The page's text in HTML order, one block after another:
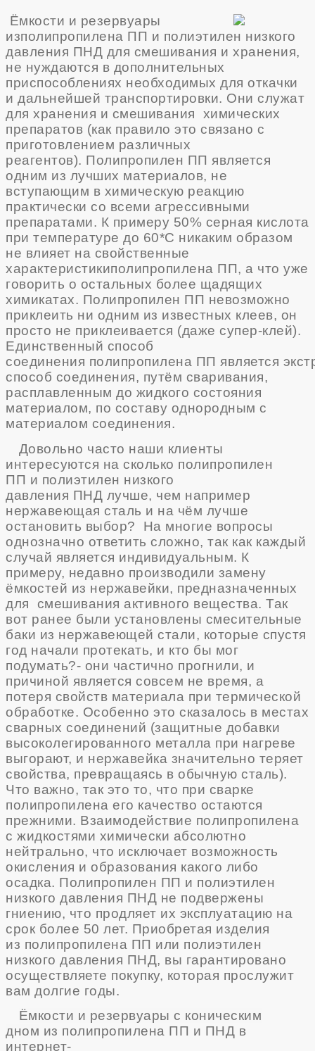
Ёмкости и резервуары
изполипропилена ПП и полиэтилен низкого
давления ПНД для смешивания и хранения,
не нуждаются в дополнительных
приспособлениях необходимых для откачки
и дальнейшей транспортировки. Они служат
для хранения и смешивания химических
препаратов (как правило это связано с
приготовлением различных
реагентов). Полипропилен ПП является
одним из лучших материалов, не
вступающим в химическую реакцию
практически со всеми агрессивными
препаратами. К примеру 50% серная кислота
при температуре до 60*С никаким образом
не влияет на свойственные
характеристикиполипропилена ПП, а что уже
говорить о остальных более щадящих
химикатах. Полипропилен ПП невозможно
приклеить ни одним из известных клеев, он
просто не приклеивается (даже супер-клей).
Единственный способ
соединения полипропилена ПП является
способ соединения, путём сваривания,
расплавленным до жидкого состояния
материалом, по составу однородным с
материалом соединения.
Довольно часто наши клиенты
интересуются на сколько полипропилен
ПП и полиэтилен низкого
давления ПНД лучше, чем например
нержавеющая сталь и на чём лучше
остановить выбор? На многие вопросы
однозначно ответить сложно, так как каждый
случай является индивидуальным. К
примеру, недавно производили замену
ёмкостей из нержавейки, предназначенных
для смешивания активного вещества. Так
вот ранее были установлены смесительные
баки из нержавеющей стали, которые спустя
год начали протекать, и кто бы мог
подумать?- они частично прогнили, и
причиной является совсем не время, а
потеря свойств материала при термической
обработке. Особенно это сказалось в местах
сварных соединений (защитные добавки
высоколегированного металла при нагреве
выгорают, и нержавейка значительно теряет
свойства, превращаясь в обычную сталь).
Что важно, так это то, что при сварке
полипропилена его качество остаются
прежними. Взаимодействие полипропилена
с жидкостями химически абсолютно
нейтрально, что исключает возможность
окисления и образования какого либо
осадка. Полипропилен ПП и полиэтилен
низкого давления ПНД не подвержены
гниению, что продляет их эксплуатацию на
срок более 50 лет. Приобретая изделия
из полипропилена ПП или полиэтилен
низкого давления ПНД, вы гарантировано
осуществляете покупку, которая прослужит
вам долгие годы.
Ёмкости и резервуары с коническим
дном из полипропилена ПП и ПНД в
интернет-